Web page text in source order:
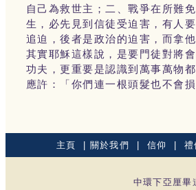
自己為救世主；二、戰爭在所難
生，必先見到信徒受迫害，有人
追迫，後者是政治的迫害，而拿
其實耶穌這樣說，是要門徒對將
功夫，更重要是認識到萬事萬物
應許：「你們連一根頭髮也不會
主頁 關於我們 信仰 禮
中環下亞厘畢